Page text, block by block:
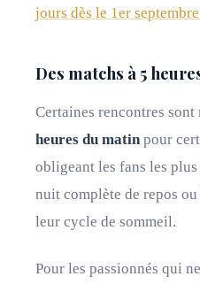
jours dès le 1er
Des matchs à 5
Certaines rencontres sont
heures du matinpour
obligeant les fans les
nuit complète de repos
leur cycle de sommeil.
Pour les passionnés qui